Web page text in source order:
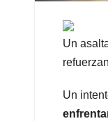
Un
Un